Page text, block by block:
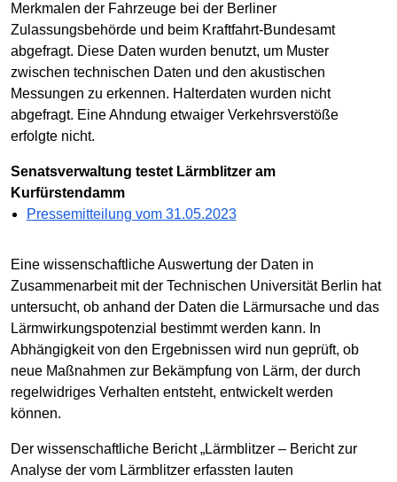
Merkmalen der Fahrzeuge bei der Berliner
Zulassungsbehörde und beim Kraftfahrt-Bundesamt
abgefragt. Diese Daten wurden benutzt, um Muster
zwischen technischen Daten und den akustischen
Messungen zu erkennen. Halterdaten wurden nicht
abgefragt. Eine Ahndung etwaiger Verkehrsverstöße
erfolgte nicht.
Senatsverwaltung testet Lärmblitzer am
Kurfürstendamm
Pressemitteilung vom 31.05.2023
Eine wissenschaftliche Auswertung der Daten in
Zusammenarbeit mit der Technischen Universität Berlin hat
untersucht, ob anhand der Daten die Lärmursache und das
Lärmwirkungspotenzial bestimmt werden kann. In
Abhängigkeit von den Ergebnissen wird nun geprüft, ob
neue Maßnahmen zur Bekämpfung von Lärm, der durch
regelwidriges Verhalten entsteht, entwickelt werden
können.
Der wissenschaftliche Bericht „Lärmblitzer – Bericht zur
Analyse der vom Lärmblitzer erfassten lauten